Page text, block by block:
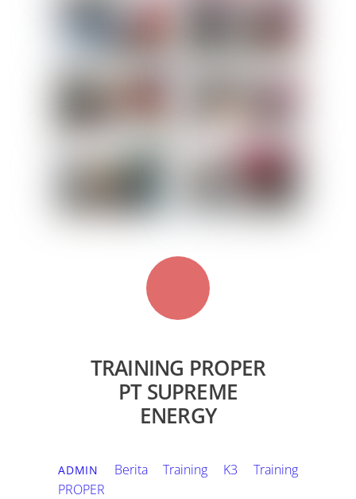
TRAINING PROPER
PT SUPREME
ENERGY
ADMIN Berita Training K3
Training
PROPER